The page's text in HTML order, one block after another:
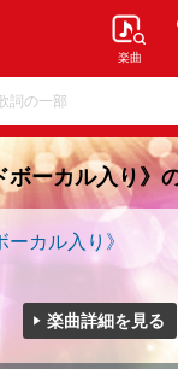
楽曲
ーカル入り》
カル入り》
楽曲詳細を見る